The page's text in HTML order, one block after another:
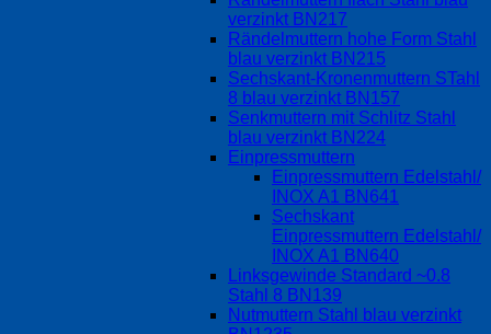
verzinkt BN217
Rändelmuttern hohe Form Stahl
blau verzinkt BN215
Sechskant-Kronenmuttern STahl
8 blau verzinkt BN157
Senkmuttern mit Schlitz Stahl
blau verzinkt BN224
Einpressmuttern
Einpressmuttern Edelstahl/
INOX A1 BN641
Sechskant
Einpressmuttern Edelstahl/
INOX A1 BN640
Linksgewinde Standard ~0.8
Stahl 8 BN139
Nutmuttern Stahl blau verzinkt